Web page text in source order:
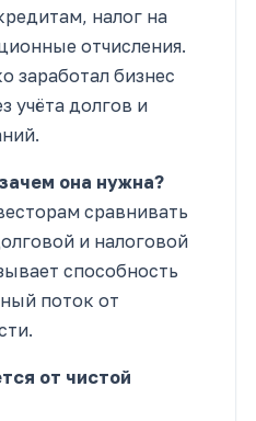
налог на
отчисления.
заработал бизнес
учёта долгов и
она нужна?
сравнивать
и налоговой
способность
поток от
от чистой